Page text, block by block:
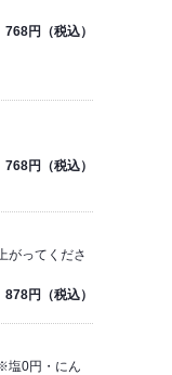
768円（税込）
768円（税込）
がってくださ
878円（税込）
塩0円・にん